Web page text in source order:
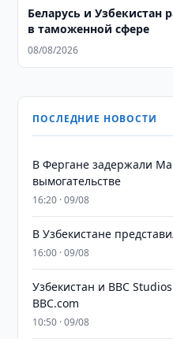
Беларусь и Узбекистан
в таможенной сфере
08/08/2026
ПОСЛЕДНИЕ НОВОСТИ
В Фергане задержали
вымогательстве
16:20 · 09/08
В Узбекистане
16:00 · 09/08
Узбекистан и BBC
BBC.com
10:50 · 09/08